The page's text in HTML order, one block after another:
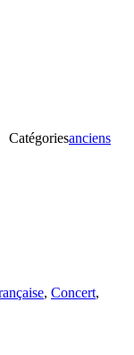
Catégoriesanciens
, Concert,